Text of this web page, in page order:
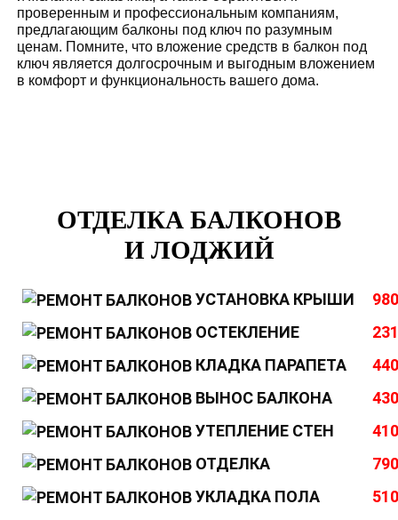
проверенным и профессиональным компаниям,
предлагающим балконы под ключ по разумным
ценам. Помните, что вложение средств в балкон под
ключ является долгосрочным и выгодным вложением
в комфорт и функциональность вашего дома.
ОТДЕЛКА БАЛКОНОВ
И ЛОДЖИЙ
УСТАНОВКА КРЫШИ
ОСТЕКЛЕНИЕ
КЛАДКА ПАРАПЕТА
ВЫНОС БАЛКОНА
УТЕПЛЕНИЕ СТЕН
ОТДЕЛКА
УКЛАДКА ПОЛА